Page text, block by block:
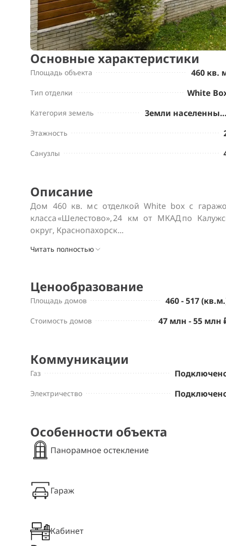
Основные характеристики
Площадь объекта 460 кв.
Тип отделки White
Категория земель Земли населенных пунктов
Этажность
Санузлы
Описание
Дом  460 кв. м с отделкой White box с
класса «Шелестово», 24 км от МКАД по
округ, Краснопахорск...
Читать полностью
Ценообразование
Площадь домов 460 - 517
Стоимость домов 47 млн - 55 млн
Коммуникации
Газ
Электричество
Особенности объекта
Панорамное остекление
Гараж
Кабинет